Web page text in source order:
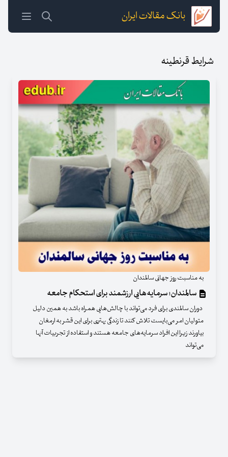
بانک مقالات ایران
شرایط قرنطینه
به مناسبت روز جهانی سالمندان
سالمندان؛ سرمایه‌هایی ارزشمند برای استحکام جامعه
دوران سالمندی برای فرد می‌تواند با چالش‌هایی همراه باشد به همین دلیل
متولیان امر می‌بایست تلاش کنند تا زندگی بهتری برای این قشر به ارمغان
بیاورند زیرا این افراد سرمایه‌های جامعه هستند و استفاده از تجربیات آنها
می‌تواند